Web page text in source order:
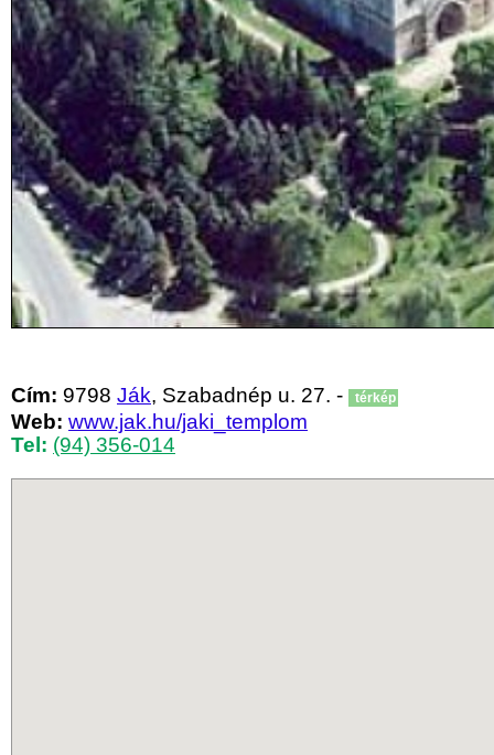
Cím: 9798 Ják, Szabadnép u. 27. - térkép
Web: www.jak.hu/jaki_templom
Tel: (94) 356-014